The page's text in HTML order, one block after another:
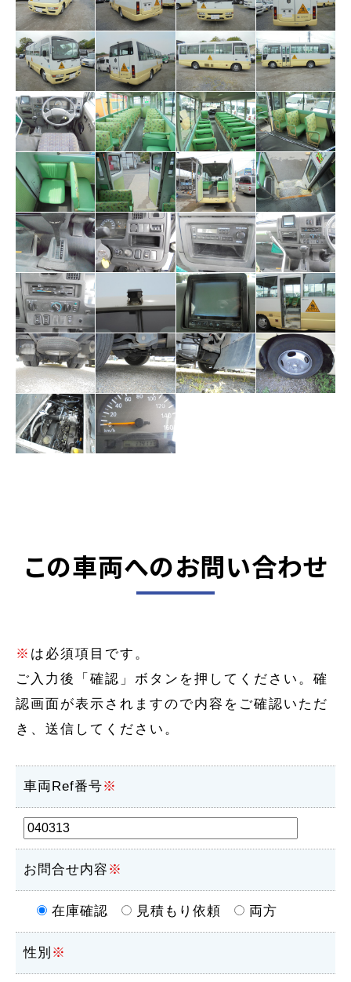
この車両へのお問い合わせ
※ は必須項目です。
ご入力後「確認」ボタンを押してください。確
認画面が表示されますので内容をご確認いただ
き、送信してください。
車両Ref番号※
お問合せ内容 ※
在庫確認 見積もり依頼 両方
性別 ※